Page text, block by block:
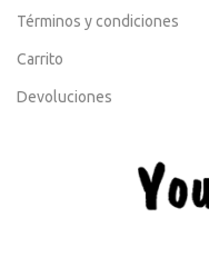
Términos y condiciones
Carrito
Devoluciones